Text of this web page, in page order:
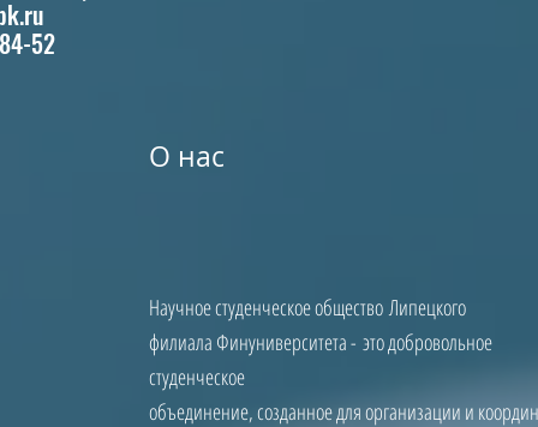
52
О нас
Научное студенческое общество Липецкого
филиала Финуниверситета - это добровольное
студенческое
объединение, созданное для организации и